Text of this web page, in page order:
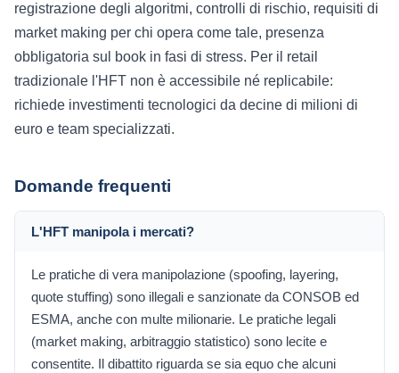
registrazione degli algoritmi, controlli di rischio, requisiti di
market making per chi opera come tale, presenza
obbligatoria sul book in fasi di stress. Per il retail
tradizionale l'HFT non è accessibile né replicabile:
richiede investimenti tecnologici da decine di milioni di
euro e team specializzati.
Domande frequenti
L'HFT manipola i mercati?
Le pratiche di vera manipolazione (spoofing, layering,
quote stuffing) sono illegali e sanzionate da CONSOB ed
ESMA, anche con multe milionarie. Le pratiche legali
(market making, arbitraggio statistico) sono lecite e
consentite. Il dibattito riguarda se sia equo che alcuni